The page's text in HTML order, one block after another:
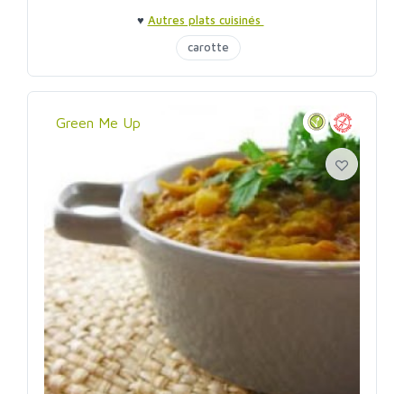
♥ Autres plats cuisinés
carotte
Green Me Up